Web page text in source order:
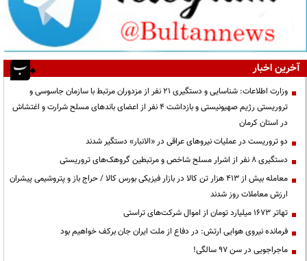
آخرین اخبار
وزارت اطلاعات: شناسایی و دستگیری ۲۱ نفر از مزدوران مرتبط با سازمان جاسوسی و
تروریستی رژیم صهیونیستی و بازداشت ۴ نفر از اعضای باندهای مسلح شرارت و اغتشاش
در استان کرمان
دو تروریست در عملیات نیروهای عراقی در «الانبار» دستگیر شدند
دستگیری ۸ نفر از اشرار مسلح شاخص و مرتبطین گروهک‌های تروریستی
معامله بیش از ۴۱۳ هزار تن کالا در بازار فیزیکی بورس کالا / حراج باز و پتروشیمی پیشران
ارزش معاملات روز شدند
تهاتر ۱۶۷۳ میلیارد تومان از اموال شرکت‌های تراستی
فرمانده نیروی هوایی ارتش: در دفاع از ملت ایران جان برکف خواهیم بود
ماجراجویی در سن ۹۷ سالگی!